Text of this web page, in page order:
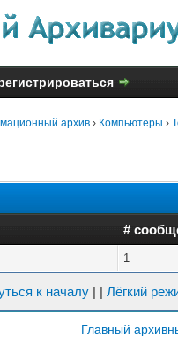
архив › Компьютеры ›
#
1
к началу | | Лёгкий
Главный